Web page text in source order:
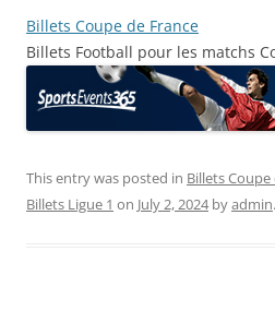
Billets Coupe de France
Billets Football pour les matchs
This entry was posted in Billets Coupe
Billets Ligue 1 on July 2, 2024byadmin.